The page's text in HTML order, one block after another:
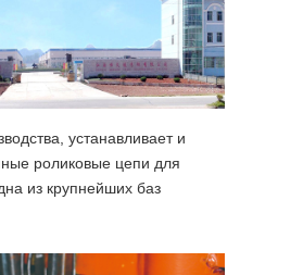
устанавливает и
роликовые цепи для
из крупнейших баз